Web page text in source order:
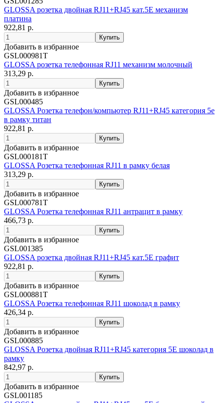
GLOSSA розетка двойная RJ11+RJ45 кат.5E механизм
платина
922,81 р.
Добавить в избранное
GSL000981T
GLOSSA розетка телефонная RJ11 механизм молочный
313,29 р.
Добавить в избранное
GSL000485
GLOSSA Розетка телефон/компьютер RJ11+RJ45 категория 5е
в рамку титан
922,81 р.
Добавить в избранное
GSL000181T
GLOSSA Розетка телефонная RJ11 в рамку белая
313,29 р.
Добавить в избранное
GSL000781T
GLOSSA Розетка телефонная RJ11 антрацит в рамку
466,73 р.
Добавить в избранное
GSL001385
GLOSSA розетка двойная RJ11+RJ45 кат.5E графит
922,81 р.
Добавить в избранное
GSL000881T
GLOSSA Розетка телефонная RJ11 шоколад в рамку
426,34 р.
Добавить в избранное
GSL000885
GLOSSA Розетка двойная RJ11+RJ45 категория 5E шоколад в
рамку
842,97 р.
Добавить в избранное
GSL001185